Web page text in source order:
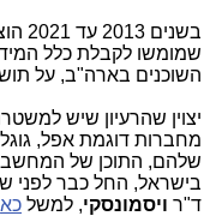
בשנים 2013 עד 2021 הוצאו בישראל
שמומשו לקבלת כלל
השוכנים בארה"ב, על
יצוין שהרעיון שיש
מחברות דוגמת אפל, גוגל
שלהם, התוכן של
בישראל, החל כבר לפני
ד"ר ויסמונסקי, למשל